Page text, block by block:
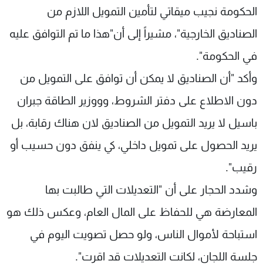
الحكومة نجيب ميقاتي لتأمين التمويل اللازم من
الصناديق الخارجية"، مشيراً إلى أن"هذا ما تم التوافق عليه
في الحكومة".
وأكد "أن الصناديق لا يمكن أن توافق على التمويل من
دون الاطلاع على دفتر الشروط، وووزير الطاقة جبران
باسيل لا يريد التمويل من الصناديق لان هناك رقابة، بل
يريد الحصول على تمويل داخلي، كي ينفق دون حسيب أو
رقيب".
وشدد الحجار على أن "التعديلات التي طالبت بها
المعارضة هي للحفاظ على المال العام، وعكس ذلك هو
استباحة لأموال الناس، ولو حصل تصويت اليوم في
جلسة اللجان، لكانت التعديلات قد اقرت".
الإنـتـاج
لاعلاناتكم
تواصل معنا
شروط الإسـتخدام
سياسة الخصوصية